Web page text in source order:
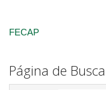
FECAP
Página de Busca